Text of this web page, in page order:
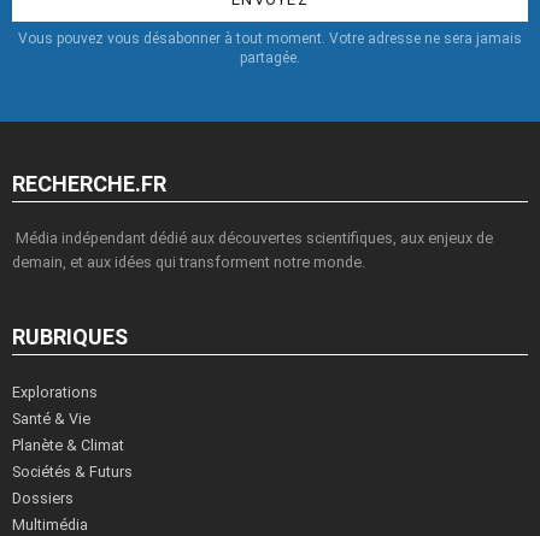
Vous pouvez vous désabonner à tout moment. Votre adresse ne sera jamais
partagée.
RECHERCHE.FR
Média indépendant dédié aux découvertes scientifiques, aux enjeux de
demain, et aux idées qui transforment notre monde.
RUBRIQUES
Explorations
Santé & Vie
Planète & Climat
Sociétés & Futurs
Dossiers
Multimédia